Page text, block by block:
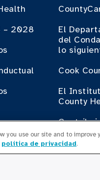
– 2028
El
del
lo
Cook
El
County
Haciendo
County
you use our site and to improve
política de privacidad.